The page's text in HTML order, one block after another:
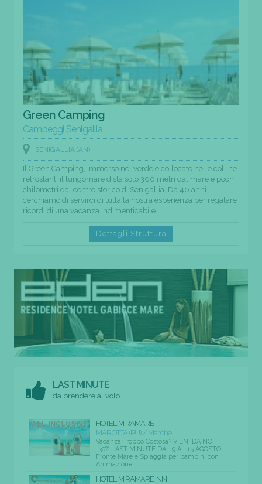
Green Camping
Campeggi Senigallia
SENIGALLIA (AN)
Il Green Camping, immerso nel verde e collocato nelle colline
retrostanti il lungomare dista solo 300 metri dal mare e pochi
chilometri dal centro storico di Senigallia. Da 40 anni
cerchiamo di servirci di tutta la nostra esperienza per regalare
ricordi di una vacanza indimenticabile.
Dettagli Struttura
LAST MINUTE
da prendere al volo
HOTEL MIRAMARE
MAROTTA (PU) / Marche
Vacanza Troppo Costosa? VIENI DA NOI!
-30% LAST MINUTE DAL 9 AL 15 AGOSTO -
Fronte Mare e Spiaggia per bambini con
Animazione
HOTEL MIRAMARE INN